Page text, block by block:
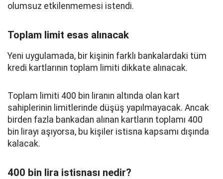
olumsuz etkilenmemesi istendi.
Toplam limit esas alınacak
Yeni uygulamada, bir kişinin farklı bankalardaki tüm
kredi kartlarının toplam limiti dikkate alınacak.
Toplam limiti 400 bin liranın altında olan kart
sahiplerinin limitlerinde düşüş yapılmayacak. Ancak
birden fazla bankadan alınan kartların toplamı 400
bin lirayı aşıyorsa, bu kişiler istisna kapsamı dışında
kalacak.
400 bin lira istisnası nedir?